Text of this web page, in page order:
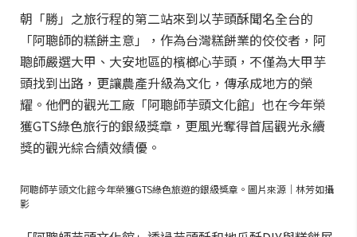
朝「勝」之旅行程的第二站來到以芋頭酥聞名全台的
「阿聰師的糕餅主意」，作為台灣糕餅業的佼佼者，阿
聰師嚴選大甲、大安地區的檳榔心芋頭，不僅為大甲芋
頭找到出路，更讓農產升級為文化，傳承成地方的榮
耀。他們的觀光工廠「阿聰師芋頭文化館」也在今年榮
獲GTS綠色旅行的銀級獎章，更風光奪得首屆觀光永續
獎的觀光綜合績效績優。
阿聰師芋頭文化館今年榮獲GTS綠色旅遊的銀級獎章。圖片來源｜林芳如攝
影